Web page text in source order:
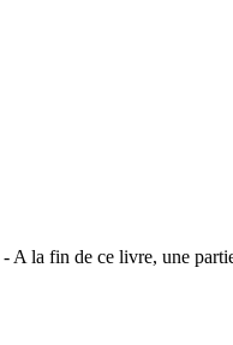
- A la fin de ce livre, une